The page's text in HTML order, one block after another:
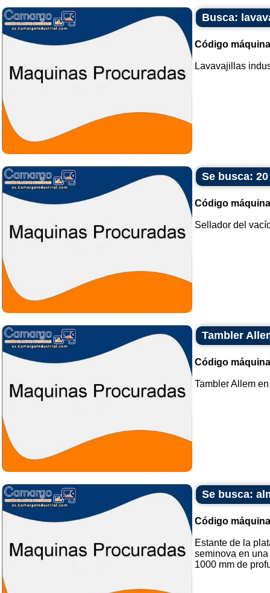
Busca:
Código
Lavavajillas
Se busca:
Código
Sellador del
Tambler
Código
Tambler Allem
Se busca:
Código
Estante de la
seminova en
1000 mm de